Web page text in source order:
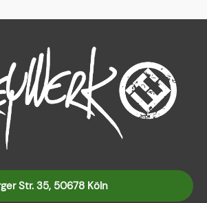
Str. 35, 50678 Köln